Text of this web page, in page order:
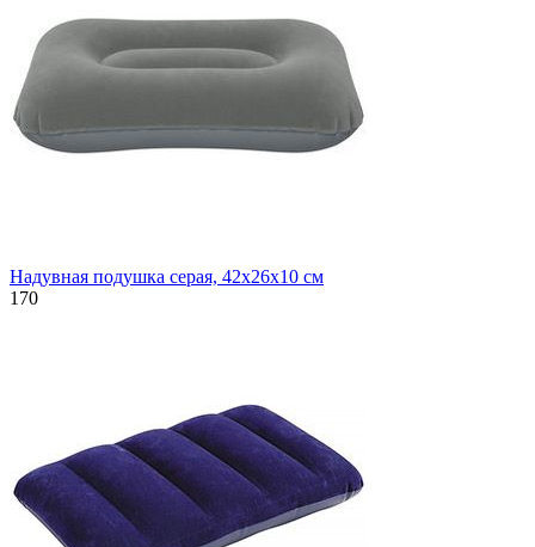
Надувная подушка серая, 42х26х10 см
170